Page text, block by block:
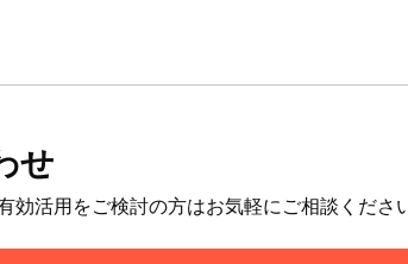
せ
効活用をご検討の方はお気軽にご相談くださ